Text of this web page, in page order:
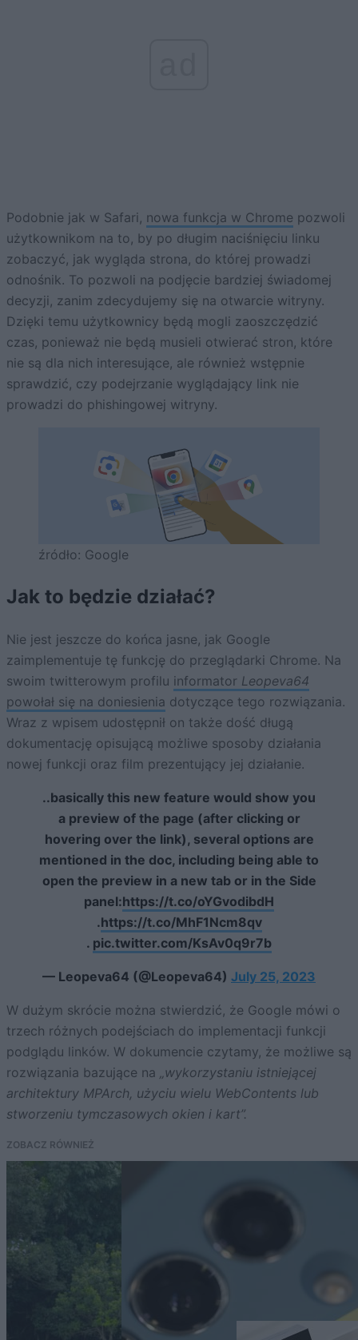
Podobnie jak w Safari, nowa funkcja w Chrome pozwoli
użytkownikom na to, by po długim naciśnięciu linku
zobaczyć, jak wygląda strona, do której prowadzi
odnośnik. To pozwoli na podjęcie bardziej świadomej
decyzji, zanim zdecydujemy się na otwarcie witryny.
Dzięki temu użytkownicy będą mogli zaoszczędzić
czas, ponieważ nie będą musieli otwierać stron, które
nie są dla nich interesujące, ale również wstępnie
sprawdzić, czy podejrzanie wyglądający link nie
prowadzi do phishingowej witryny.
źródło: Google
Jak to będzie działać?
Nie jest jeszcze do końca jasne, jak Google
zaimplementuje tę funkcję do przeglądarki Chrome. Na
swoim twitterowym profilu informator Leopeva64
powołał się na doniesienia dotyczące tego rozwiązania.
Wraz z wpisem udostępnił on także dość długą
dokumentację opisującą możliwe sposoby działania
nowej funkcji oraz film prezentujący jej działanie.
..basically this new feature would show you
a preview of the page (after clicking or
hovering over the link), several options are
mentioned in the doc, including being able to
open the preview in a new tab or in the Side
panel:https://t.co/oYGvodibdH
.https://t.co/MhF1Ncm8qv
. pic.twitter.com/KsAv0q9r7b
— Leopeva64 (@Leopeva64) July 25, 2023
W dużym skrócie można stwierdzić, że Google mówi o
trzech różnych podejściach do implementacji funkcji
podglądu linków. W dokumencie czytamy, że możliwe są
rozwiązania bazujące na
„wykorzystaniu istniejącej
architektury MPArch, użyciu wielu WebContents lub
stworzeniu tymczasowych okien i kart”.
ZOBACZ RÓWNIEŻ